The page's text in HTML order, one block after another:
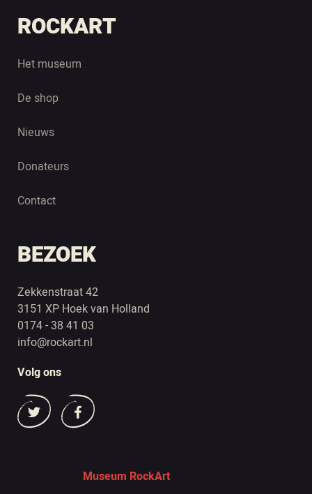
ROCKART
Het museum
De shop
Nieuws
Donateurs
Contact
BEZOEK
Zekkenstraat 42
3151 XP Hoek van Holland
0174 - 38 41 03
info@rockart.nl
Volg ons
Museum RockArt